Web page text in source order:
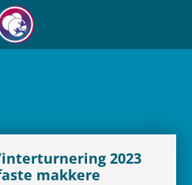
2023
makkere